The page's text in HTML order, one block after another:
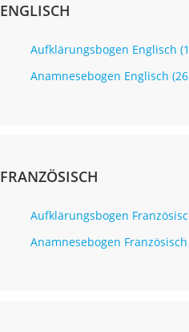
ENGLISCH
Aufklärungsbogen Englisch
Anamnesebogen Englisch
FRANZÖSISCH
Aufklärungsbogen
Anamnesebogen Französisch